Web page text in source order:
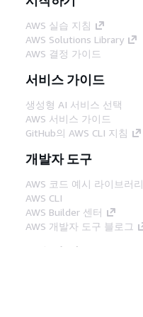
AWS 실습 지침
AWS Solutions Library
AWS 결정 가이드
서비스 가이드
생성형 AI 서비스 선택
AWS 서비스 가이드
GitHub의 AWS CLI 지침
개발자 도구
AWS 코드 예시 라이브러리
AWS CLI
AWS Builder 센터
AWS 개발자 도구 블로그
유용한 링크